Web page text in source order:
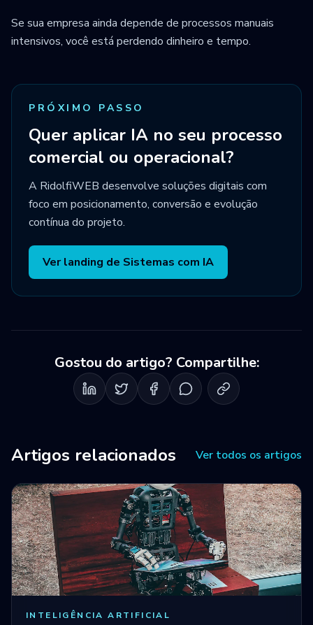
Se sua empresa ainda depende de processos manuais
intensivos, você está perdendo dinheiro e tempo.
PRÓXIMO PASSO
Quer aplicar IA no seu processo
comercial ou operacional?
A RidolfiWEB desenvolve soluções digitais com
foco em posicionamento, conversão e evolução
contínua do projeto.
Ver landing de Sistemas com IA
Gostou do artigo? Compartilhe:
Artigos relacionados Ver todos os artigos
INTELIGÊNCIA ARTIFICIAL